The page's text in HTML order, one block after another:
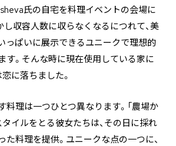
氏の自宅を料理イベントの会場に
し収容人数に収らなくなるにつれて、美
っぱいに展示できるユニークで理想的
す。そんな時に現在使用している家に
に落ちました。
料理は一つひとつ異なります。「農場か
タイルをとる彼女たちは、その日に採れ
た料理を提供。ユニークな点の一つに、